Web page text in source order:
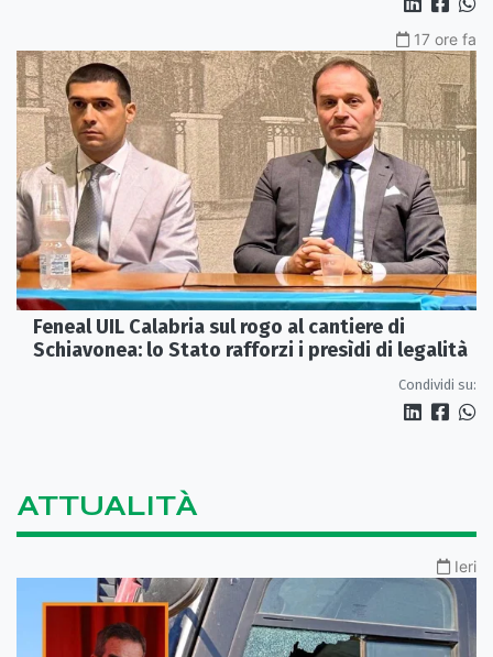
17 ore fa
Feneal UIL Calabria sul rogo al cantiere di
Schiavonea: lo Stato rafforzi i presìdi di legalità
Condividi su:
ATTUALITÀ
Ieri